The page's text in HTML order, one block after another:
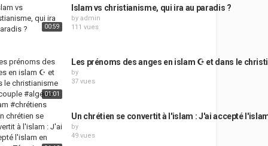
00:59
Islam vs christianisme, qui ira au paradis ?
by admin
111 vues
01:01
Les prénoms des anges en islam ☪️ et dans le
by
37 vues
Un chrétien se convertit à l'islam : J'ai accepté
by
49 vues